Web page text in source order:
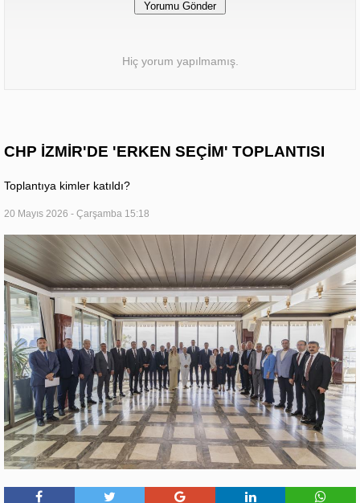
Hiç yorum yapılmamış.
CHP İZMİR'DE 'ERKEN SEÇİM' TOPLANTISI
Toplantıya kimler katıldı?
20 Mayıs 2026 - Çarşamba 15:18